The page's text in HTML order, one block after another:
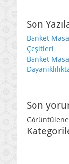
Son
Banket
Çeşitleri
Banket
Son